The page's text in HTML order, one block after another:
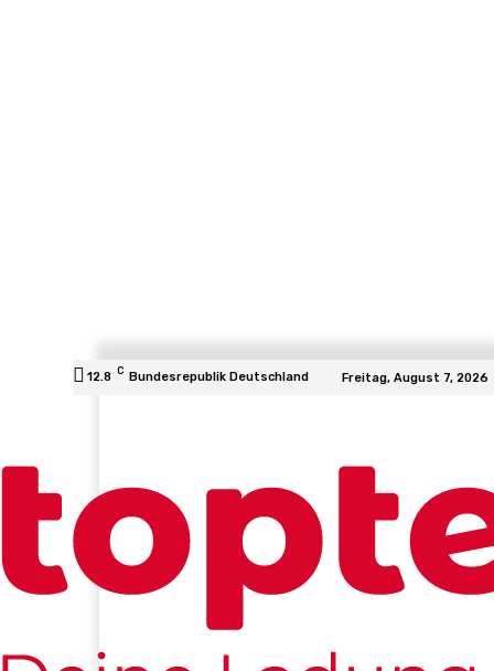
12.8 C Bundesrepublik Deutschland Freitag, August 7, 2026